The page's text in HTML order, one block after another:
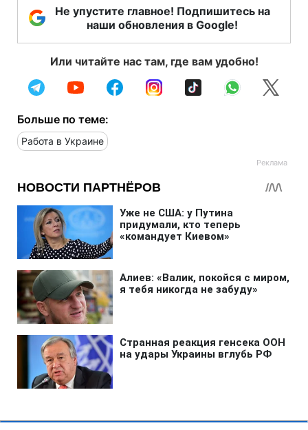
Не упустите главное! Подпишитесь на
наши обновления в Google!
Или читайте нас там, где вам удобно!
Больше по теме:
Работа в Украине